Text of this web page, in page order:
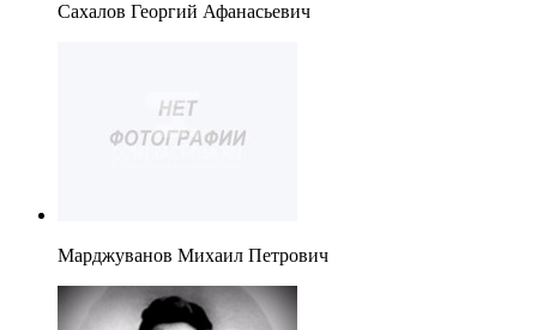
Сахалов Георгий Афанасьевич
Марджуванов Михаил Петрович